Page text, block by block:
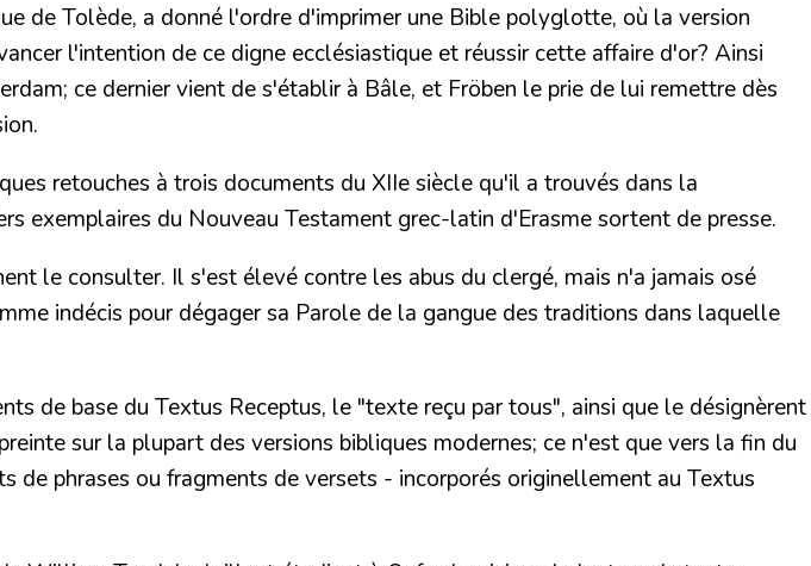
de Tolède, a donné l'ordre d'imprimer une Bible polyglotte, où la version
l'intention de ce digne ecclésiastique et réussir cette affaire d'or? Ainsi
; ce dernier vient de s'établir à Bâle, et Fröben le prie de lui remettre dès
retouches à trois documents du XIIe siècle qu'il a trouvés dans la
exemplaires du Nouveau Testament grec-latin d'Erasme sortent de presse.
le consulter. Il s'est élevé contre les abus du clergé, mais n'a jamais osé
indécis pour dégager sa Parole de la gangue des traditions dans laquelle
de base du Textus Receptus, le "texte reçu par tous", ainsi que le désignèrent
sur la plupart des versions bibliques modernes; ce n'est que vers la fin du
de phrases ou fragments de versets - incorporés originellement au Textus